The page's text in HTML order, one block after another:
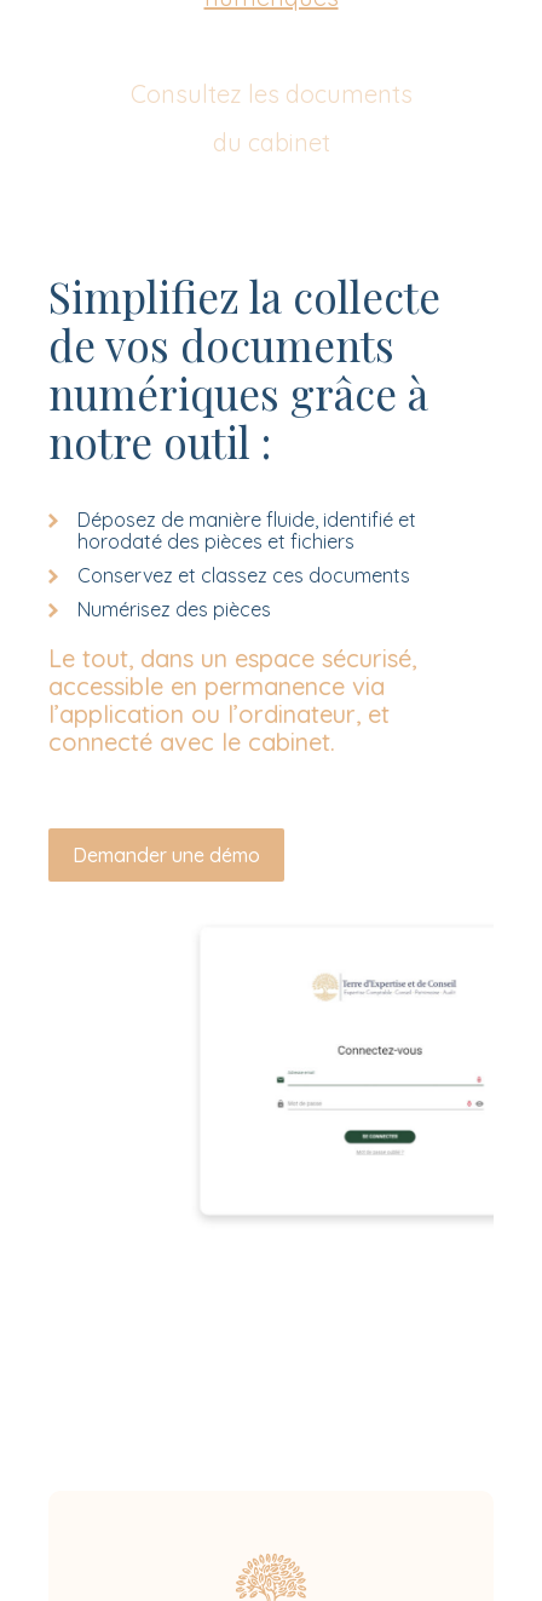
Consultez les documents
du cabinet
Simplifiez la collecte
de vos documents
numériques grâce à
notre outil :
Déposez de manière fluide, identifié et
horodaté des pièces et fichiers
Conservez et classez ces documents
Numérisez des pièces
Le tout, dans un espace sécurisé,
accessible en permanence via
l’application ou l’ordinateur, et
connecté avec le cabinet.
Demander une démo